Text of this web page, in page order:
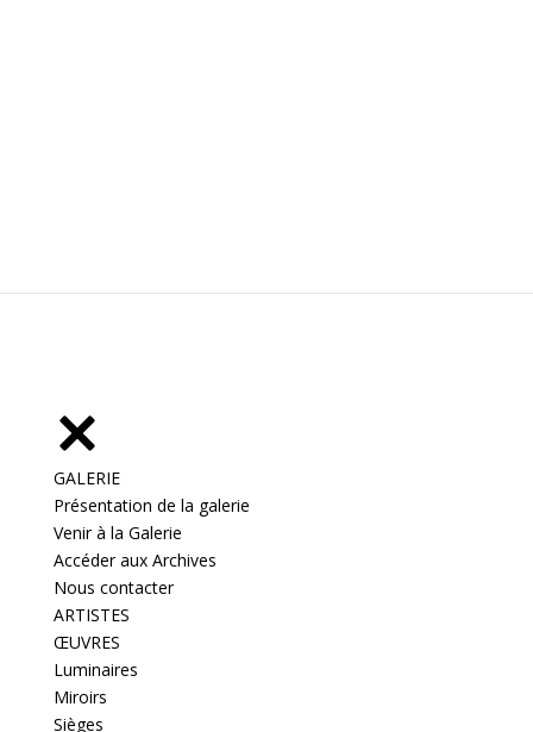
GALERIE
Présentation de la galerie
Venir à la Galerie
Accéder aux Archives
Nous contacter
ARTISTES
ŒUVRES
Luminaires
Miroirs
Sièges